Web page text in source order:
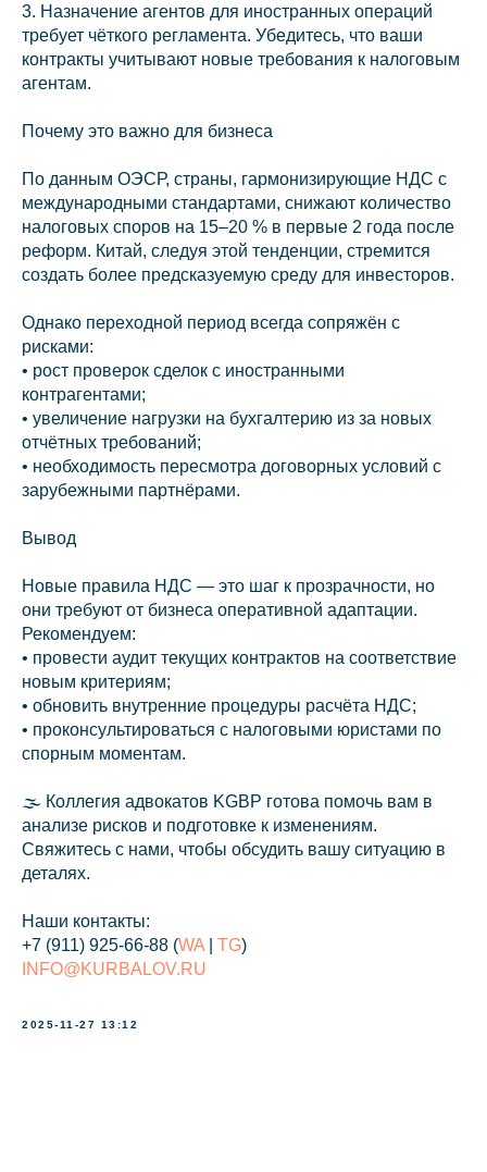
3. Назначение агентов для иностранных операций
требует чёткого регламента. Убедитесь, что ваши
контракты учитывают новые требования к налоговым
агентам.
Почему это важно для бизнеса
По данным ОЭСР, страны, гармонизирующие НДС с
международными стандартами, снижают количество
налоговых споров на 15–20 % в первые 2 года после
реформ. Китай, следуя этой тенденции, стремится
создать более предсказуемую среду для инвесторов.
Однако переходной период всегда сопряжён с
рисками:
• рост проверок сделок с иностранными
контрагентами;
• увеличение нагрузки на бухгалтерию из за новых
отчётных требований;
• необходимость пересмотра договорных условий с
зарубежными партнёрами.
Вывод
Новые правила НДС — это шаг к прозрачности, но
они требуют от бизнеса оперативной адаптации.
Рекомендуем:
• провести аудит текущих контрактов на соответствие
новым критериям;
• обновить внутренние процедуры расчёта НДС;
• проконсультироваться с налоговыми юристами по
спорным моментам.
🌫 Коллегия адвокатов KGBP готова помочь вам в
анализе рисков и подготовке к изменениям.
Cвяжитесь с нами, чтобы обсудить вашу ситуацию в
деталях.
Наши контакты:
+7 (911) 925-66-88 (WA TG)
INFO@KURBALOV.RU
2025-11-27 13:12
info@kurbalov.ru
+7 911 925-66-88
Telegram-канал
Связаться с нами